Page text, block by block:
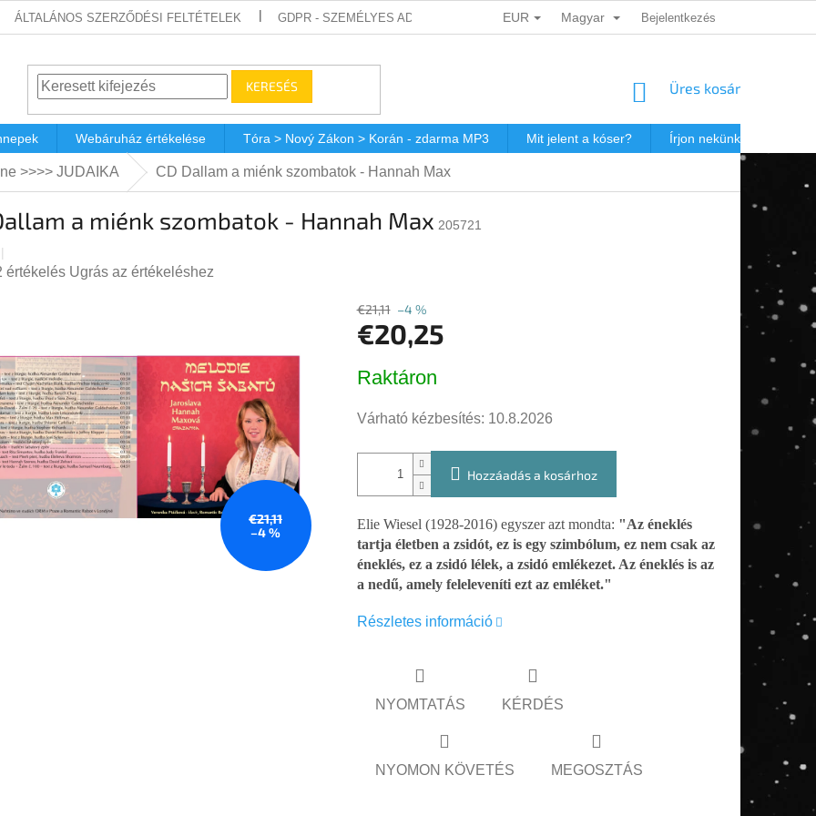
ÁLTALÁNOS SZERZŐDÉSI FELTÉTELEK GDPR - SZEMÉLYES ADATOK VÉDELME DÁRKOVÉ KUPONY POSTAKÖLTSÉG
EUR Magyar Bejelentkezés
KERESÉS KOSÁR
Üres kosár
Webáruház értékelése Tóra > Nový Zákon > Korán - zdarma MP3 Mit jelent a kóser? Írjon nekünk
>>>> JUDAIKA CD Dallam a miénk szombatok - Hannah Max
a miénk szombatok - Hannah Max 205721
értékelés Ugrás az értékeléshez
€21,11
–4 %
€21,11 –4 %
€20,25
Raktáron
Várható kézbesítés: 10.8.2026
Hozzáadás a kosárhoz
Elie Wiesel (1928-2016) egyszer azt mondta: "Az éneklés
tartja életben a zsidót, ez is egy szimbólum, ez nem csak az
éneklés, ez a zsidó lélek, a zsidó emlékezet. Az éneklés is az
a nedű, amely feleleveníti ezt az emléket."
Részletes információ
NYOMTATÁS KÉRDÉS
NYOMON KÖVETÉS MEGOSZTÁS